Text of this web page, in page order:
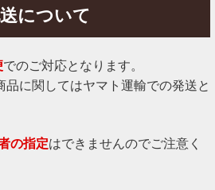
について
でのご対応となります。
に関してはヤマト運輸での発送と
の指定はできませんのでご注意く